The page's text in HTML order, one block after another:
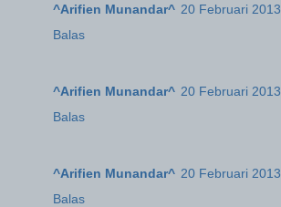
^Arifien Munandar^ 20 Februari
Balas
^Arifien Munandar^ 20 Februari
Balas
^Arifien Munandar^ 20 Februari
Balas